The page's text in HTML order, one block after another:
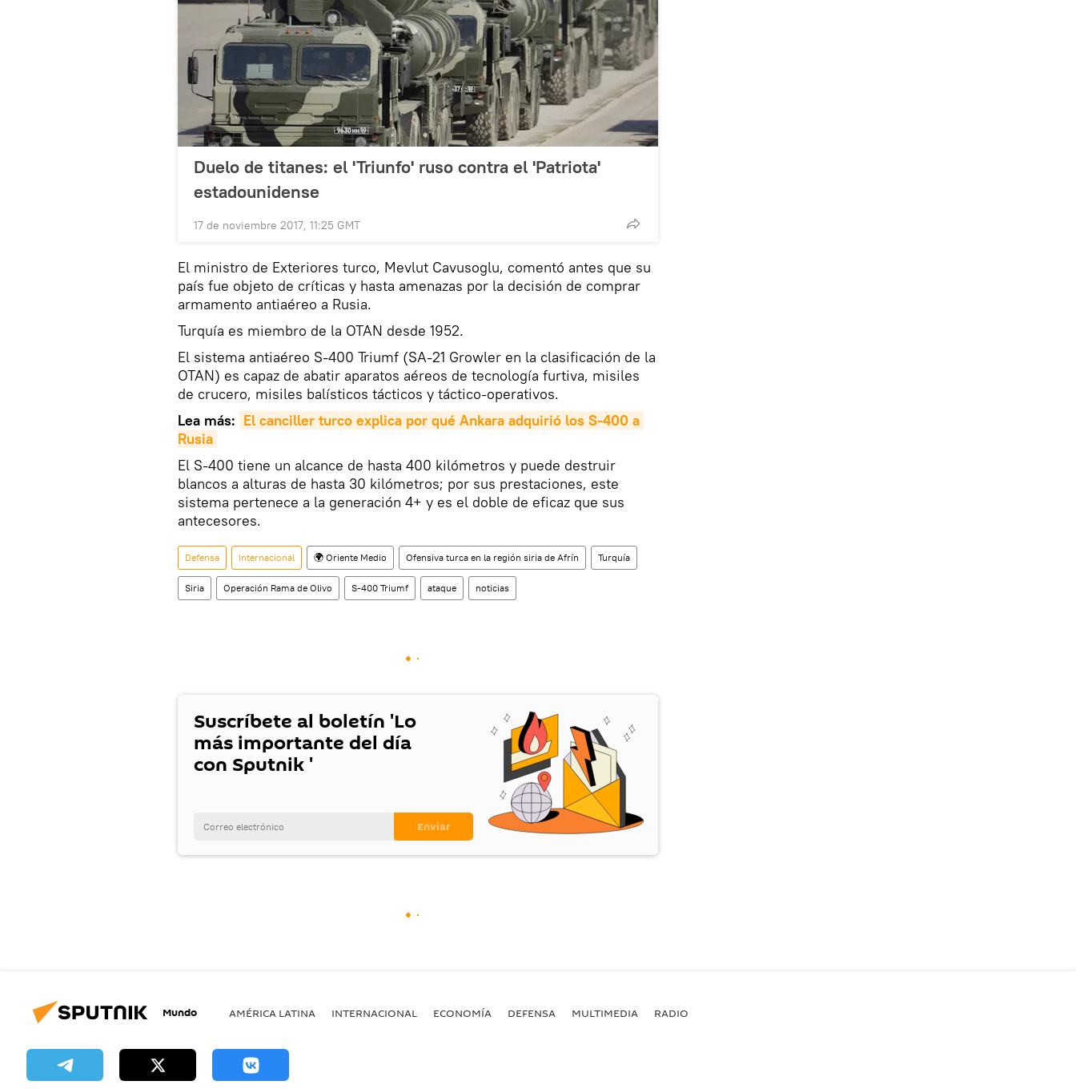
Duelo de titanes: el 'Triunfo' ruso contra el 'Patriota'
estadounidense
17 de noviembre 2017, 11:25 GMT
El ministro de Exteriores turco, Mevlut Cavusoglu, comentó antes que su
país fue objeto de críticas y hasta amenazas por la decisión de comprar
armamento antiaéreo a Rusia.
Turquía es miembro de la OTAN desde 1952.
El sistema antiaéreo S-400 Triumf (SA-21 Growler en la clasificación de la
OTAN) es capaz de abatir aparatos aéreos de tecnología furtiva, misiles
de crucero, misiles balísticos tácticos y táctico-operativos.
Lea más: El canciller turco explica por qué Ankara adquirió los S-400 a
Rusia
El S-400 tiene un alcance de hasta 400 kilómetros y puede destruir
blancos a alturas de hasta 30 kilómetros; por sus prestaciones, este
sistema pertenece a la generación 4+ y es el doble de eficaz que sus
antecesores.
Defensa Internacional 🌍 Oriente Medio Ofensiva turca en la región siria de Afrín Turquía
Siria Operación Rama de Olivo S-400 Triumf ataque noticias
Suscríbete al boletín 'Lo
más importante del día
con Sputnik '
Mundo AMÉRICA LATINA INTERNACIONAL ECONOMÍA DEFENSA MULTIMEDIA RADIO